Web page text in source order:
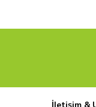
İletişim &